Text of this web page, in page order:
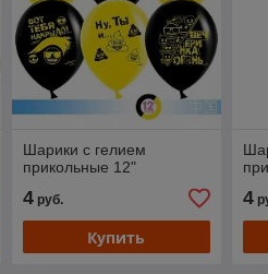
Шарики с гелием
прикольные 12"
4руб.
Купить
4